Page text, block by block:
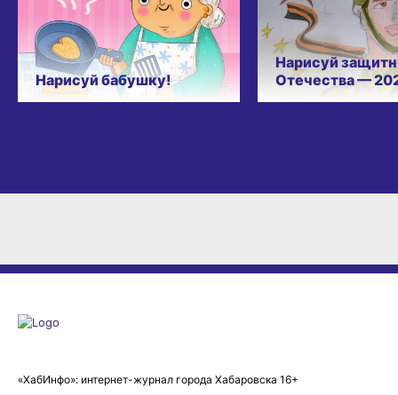
Нарисуй бабушку!
Нарисуй
Отечества —
«ХабИнфо»: интернет-журнал города Хабаровска 16+